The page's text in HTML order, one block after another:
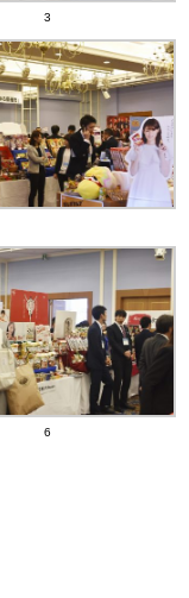
3
6